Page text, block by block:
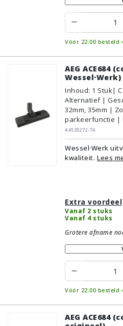
Vóór 22:00 besteld
AEG ACE684
Wessel·Werk)
Inhoud: 1 Stuk|
Alternatief |
32mm, 35mm |
parkeerfunctie |
gebruik |
Zonder
Geschikt voor
Parket/Laminaat,
A4535272-TA
Wessel·Werk
kwaliteit. Lees
Extra voordeel
Vanaf 2 stuks
Vanaf 4 stuks
Grotere afname
Vóór 22:00 besteld
AEG ACE684